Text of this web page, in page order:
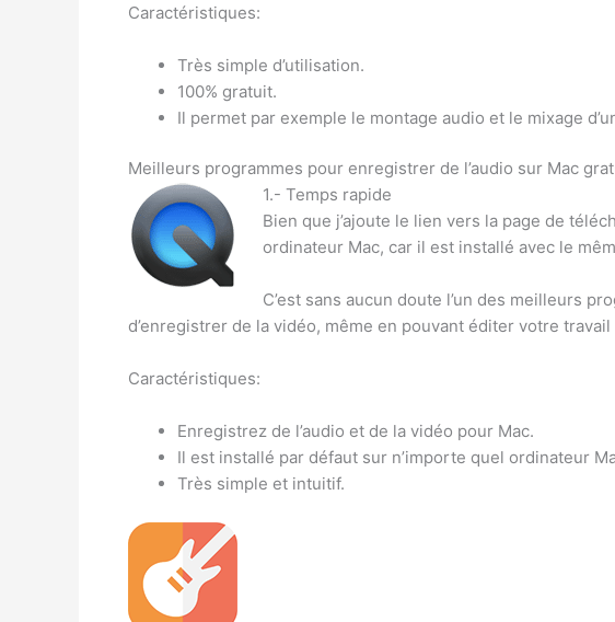
Caractéristiques:
Très simple d’utilisation.
100% gratuit.
Il permet par exemple le montage audio et le mixage
Meilleurs programmes pour enregistrer de l’audio sur Mac
1.- Temps rapide
Bien que j’ajoute le lien vers la page de
ordinateur Mac, car il est installé avec le
C’est sans aucun doute l’un des meilleurs
d’enregistrer de la vidéo, même en pouvant éditer votre
Caractéristiques:
Enregistrez de l’audio et de la vidéo pour Mac.
Il est installé par défaut sur n’importe quel ordinateur
Très simple et intuitif.